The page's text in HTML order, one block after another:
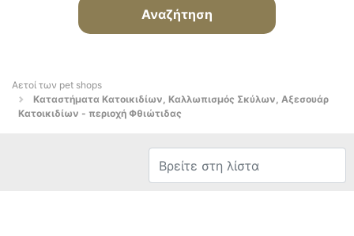
Αναζήτηση
Αετοί των pet shops
Καταστήματα Κατοικιδίων, Καλλωπισμός Σκύλων, Αξεσουάρ
Κατοικιδίων - περιοχή Φθιώτιδας